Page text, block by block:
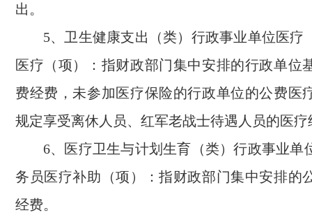
出。
5、卫生健康支出（类）行政事业单位医疗
医疗（项）：指财政部门集中安排的行政单位
费经费，未参加医疗保险的行政单位的公费医
规定享受离休人员、红军老战士待遇人员的医疗
6、医疗卫生与计划生育（类）行政事业单
务员医疗补助（项）：指财政部门集中安排的
经费。